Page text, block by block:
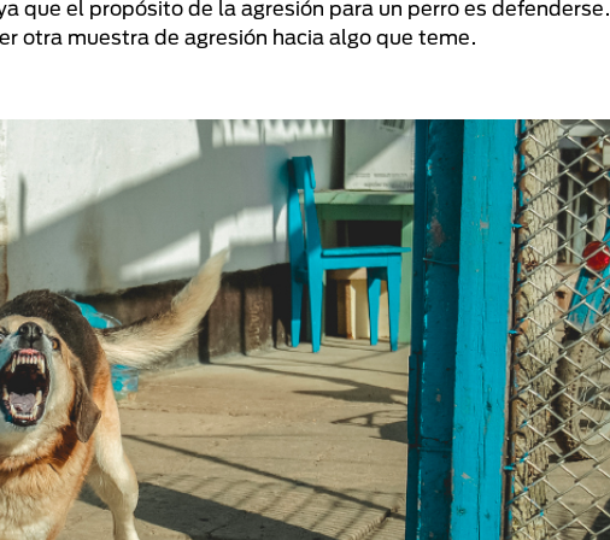
que el propósito de la agresión para un perro es defenderse.
otra muestra de agresión hacia algo que teme.